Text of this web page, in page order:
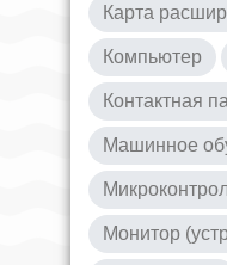
Карта
Компьютер
Контактная
Машинное
Монитор